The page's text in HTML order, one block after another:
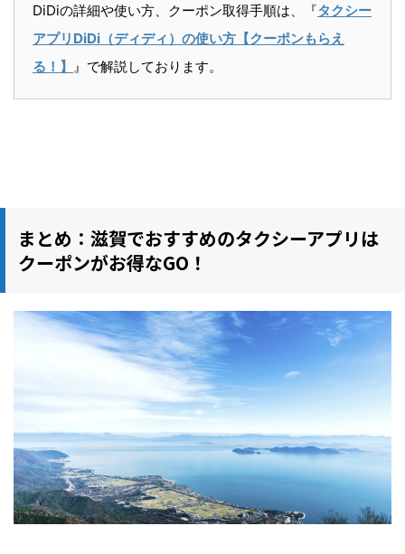
DiDiの詳細や使い方、クーポン取得手順は、『タクシー
アプリDiDi（ディディ）の使い方【クーポンもらえ
る！】
』で解説しております。
まとめ：滋賀でおすすめのタクシーアプリは
クーポンがお得なGO！